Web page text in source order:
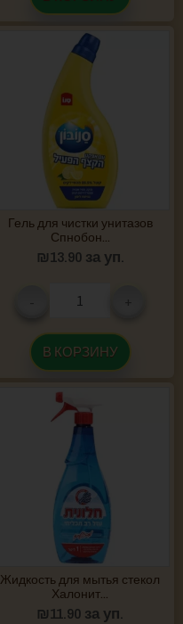
Гель для чистки унитазов
Спнобон...
₪13.90 за уп.
В КОРЗИНУ
Жидкость для мытья стекол
Халонит...
₪11.90 за уп.